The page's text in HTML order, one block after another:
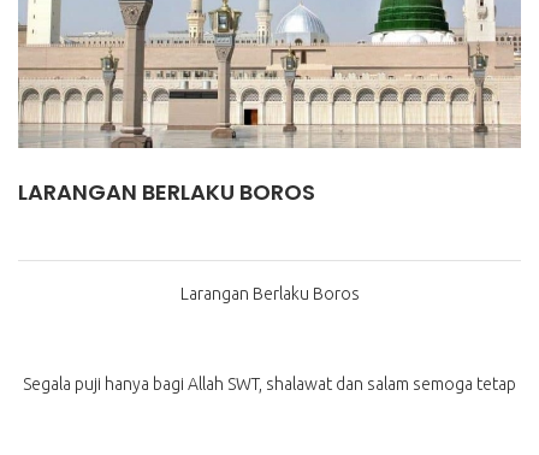
LARANGAN BERLAKU BOROS
Larangan Berlaku Boros
Segala puji hanya bagi Allah SWT, shalawat dan salam semoga tetap